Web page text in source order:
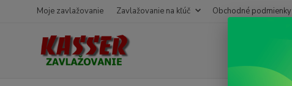
Moje zavlažovanie Zavlažovanie na kľúč Obchodné podmienky